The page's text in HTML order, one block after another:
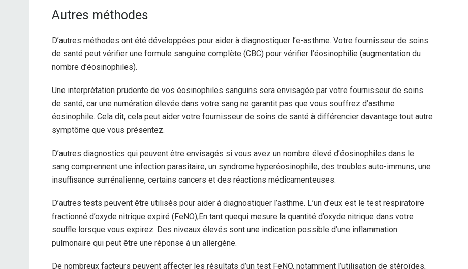
Autres méthodes
D’autres méthodes ont été développées pour aider à diagnostiquer l’e-asthme. Votre fournisseur de soins
de santé peut vérifier une formule sanguine complète (CBC) pour vérifier l’éosinophilie (augmentation du
nombre d’éosinophiles).
Une interprétation prudente de vos éosinophiles sanguins sera envisagée par votre fournisseur de soins
de santé, car une numération élevée dans votre sang ne garantit pas que vous souffrez d’asthme
éosinophile. Cela dit, cela peut aider votre fournisseur de soins de santé à différencier davantage tout autre
symptôme que vous présentez.
D’autres diagnostics qui peuvent être envisagés si vous avez un nombre élevé d’éosinophiles dans le
sang comprennent une infection parasitaire, un syndrome hyperéosinophile, des troubles auto-immuns, une
insuffisance surrénalienne, certains cancers et des réactions médicamenteuses.
D’autres tests peuvent être utilisés pour aider à diagnostiquer l’asthme. L’un d’eux est le test respiratoire
fractionné d’oxyde nitrique expiré (FeNO),En tant quequi mesure la quantité d’oxyde nitrique dans votre
souffle lorsque vous expirez. Des niveaux élevés sont une indication possible d’une inflammation
pulmonaire qui peut être une réponse à un allergène.
De nombreux facteurs peuvent affecter les résultats d’un test FeNO, notamment l’utilisation de stéroïdes,